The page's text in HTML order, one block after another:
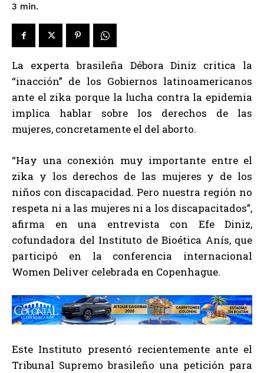
3 min.
La experta brasileña Débora Diniz critica la
“inacción” de los Gobiernos latinoamericanos
ante el zika porque la lucha contra la epidemia
implica hablar sobre los derechos de las
mujeres, concretamente el del aborto.
“Hay una conexión muy importante entre el
zika y los derechos de las mujeres y de los
niños con discapacidad. Pero nuestra región no
respeta ni a las mujeres ni a los discapacitados”,
afirma en una entrevista con Efe Diniz,
cofundadora del Instituto de Bioética Anís, que
participó en la conferencia internacional
Women Deliver celebrada en Copenhague.
Este Instituto presentó recientemente ante el
Tribunal Supremo brasileño una petición para